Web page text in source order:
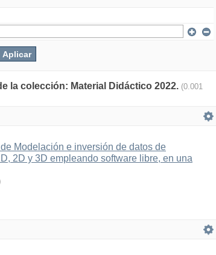
la colección: Material Didáctico 2022. (0.001
Modelación e inversión de datos de
2D y 3D empleando software libre, en una